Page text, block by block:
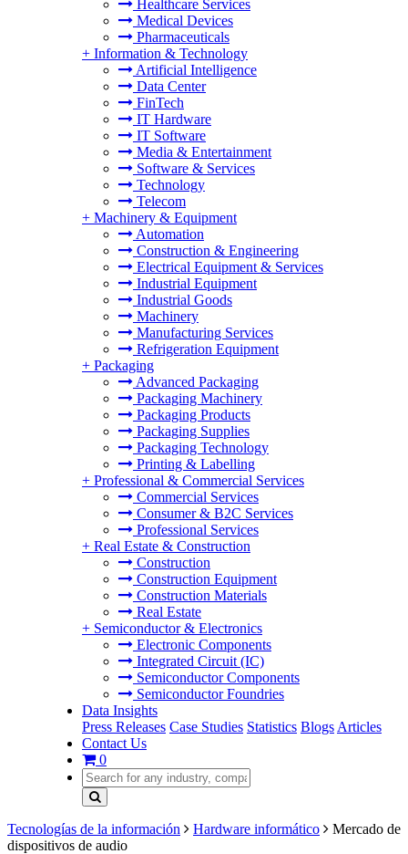
Healthcare Services
Medical Devices
Pharmaceuticals
+ Information & Technology
Artificial Intelligence
Data Center
FinTech
IT Hardware
IT Software
Media & Entertainment
Software & Services
Technology
Telecom
+ Machinery & Equipment
Automation
Construction & Engineering
Electrical Equipment & Services
Industrial Equipment
Industrial Goods
Machinery
Manufacturing Services
Refrigeration Equipment
+ Packaging
Advanced Packaging
Packaging Machinery
Packaging Products
Packaging Supplies
Packaging Technology
Printing & Labelling
+ Professional & Commercial Services
Commercial Services
Consumer & B2C Services
Professional Services
+ Real Estate & Construction
Construction
Construction Equipment
Construction Materials
Real Estate
+ Semiconductor & Electronics
Electronic Components
Integrated Circuit (IC)
Semiconductor Components
Semiconductor Foundries
Data Insights
Press Releases Case Studies Statistics Blogs Articles
Contact Us
0
Tecnologías de la información Hardware informático
Mercado de
dispositivos de audio